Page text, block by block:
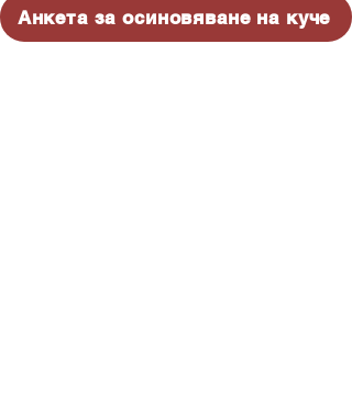
Анкета за осиновяване на куче